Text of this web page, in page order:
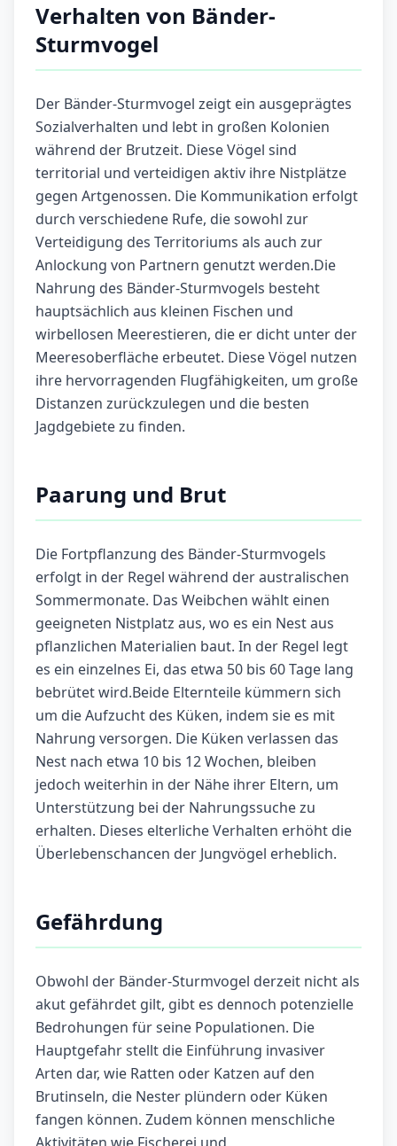
Verhalten von Bänder-
Sturmvogel
Der Bänder-Sturmvogel zeigt ein ausgeprägtes
Sozialverhalten und lebt in großen Kolonien
während der Brutzeit. Diese Vögel sind
territorial und verteidigen aktiv ihre Nistplätze
gegen Artgenossen. Die Kommunikation erfolgt
durch verschiedene Rufe, die sowohl zur
Verteidigung des Territoriums als auch zur
Anlockung von Partnern genutzt werden.Die
Nahrung des Bänder-Sturmvogels besteht
hauptsächlich aus kleinen Fischen und
wirbellosen Meerestieren, die er dicht unter der
Meeresoberfläche erbeutet. Diese Vögel nutzen
ihre hervorragenden Flugfähigkeiten, um große
Distanzen zurückzulegen und die besten
Jagdgebiete zu finden.
Paarung und Brut
Die Fortpflanzung des Bänder-Sturmvogels
erfolgt in der Regel während der australischen
Sommermonate. Das Weibchen wählt einen
geeigneten Nistplatz aus, wo es ein Nest aus
pflanzlichen Materialien baut. In der Regel legt
es ein einzelnes Ei, das etwa 50 bis 60 Tage lang
bebrütet wird.Beide Elternteile kümmern sich
um die Aufzucht des Küken, indem sie es mit
Nahrung versorgen. Die Küken verlassen das
Nest nach etwa 10 bis 12 Wochen, bleiben
jedoch weiterhin in der Nähe ihrer Eltern, um
Unterstützung bei der Nahrungssuche zu
erhalten. Dieses elterliche Verhalten erhöht die
Überlebenschancen der Jungvögel erheblich.
Gefährdung
Obwohl der Bänder-Sturmvogel derzeit nicht als
akut gefährdet gilt, gibt es dennoch potenzielle
Bedrohungen für seine Populationen. Die
Hauptgefahr stellt die Einführung invasiver
Arten dar, wie Ratten oder Katzen auf den
Brutinseln, die Nester plündern oder Küken
fangen können. Zudem können menschliche